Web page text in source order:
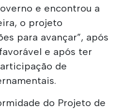
e encontrou a
o projeto
para avançar”, após
e após ter
de
do Projeto de